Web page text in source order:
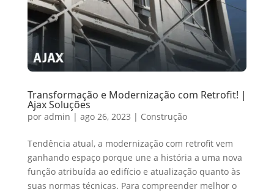
Transformação e Modernização com Retrofit! |
Ajax Soluções
por admin | ago 26, 2023 | Construção
Tendência atual, a modernização com retrofit vem
ganhando espaço porque une a história a uma nova
função atribuída ao edifício e atualização quanto às
suas normas técnicas. Para compreender melhor o